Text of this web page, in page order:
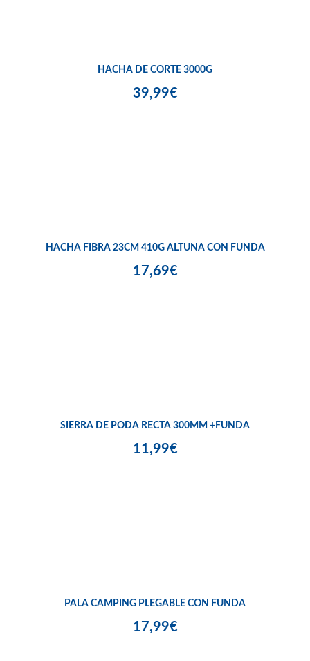
HACHA DE CORTE 3000G
39,99€
HACHA FIBRA 23CM 410G ALTUNA CON FUNDA
17,69€
SIERRA DE PODA RECTA 300MM +FUNDA
11,99€
PALA CAMPING PLEGABLE CON FUNDA
17,99€